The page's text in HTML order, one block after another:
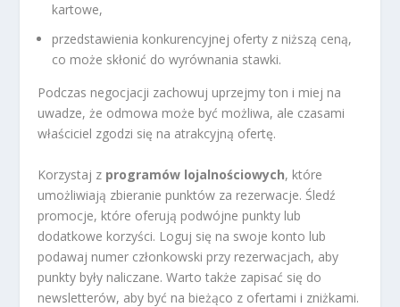
kartowe,
przedstawienia konkurencyjnej oferty z niższą ceną,
co może skłonić do wyrównania stawki.
Podczas negocjacji zachowuj uprzejmy ton i miej na
uwadze, że odmowa może być możliwa, ale czasami
właściciel zgodzi się na atrakcyjną ofertę.
Korzystaj z programów lojalnościowych, które
umożliwiają zbieranie punktów za rezerwacje. Śledź
promocje, które oferują podwójne punkty lub
dodatkowe korzyści. Loguj się na swoje konto lub
podawaj numer członkowski przy rezerwacjach, aby
punkty były naliczane. Warto także zapisać się do
newsletterów, aby być na bieżąco z ofertami i zniżkami.